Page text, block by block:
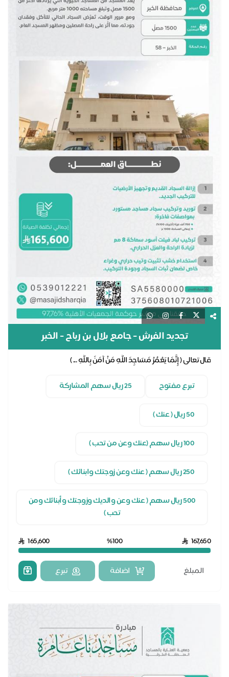
تجديد الفرش - جامع بلال بن رباح - الخبر
قال تعالى ( إِنَّمَا يَعْمُرُ مَسَاجِدَ اللَّهِ مَنْ آمَنَ بِاللَّهِ ... )
تبرع مفتوح
500 ريال سهم ( عنك وعن والديك وزوجتك وأبنائك ومن
تحب )
167,650
%100
165,600
اضافة تبرع